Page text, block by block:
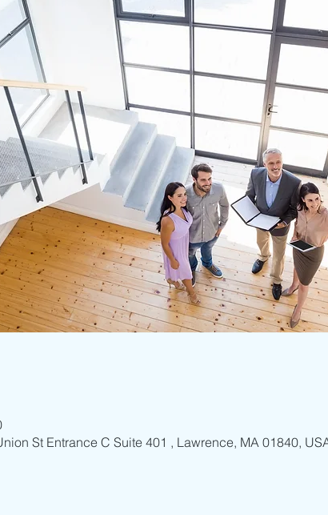
St Entrance C Suite 401 , Lawrence, MA 01840,